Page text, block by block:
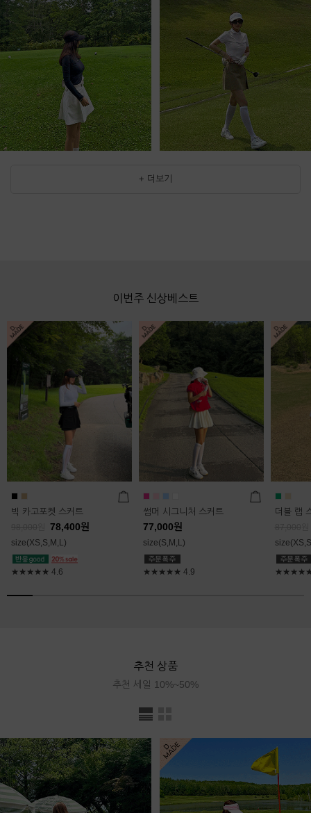
+ 더보기
이번주 신상베스트
빅 카고포켓 스커트
78,400원
size(XS,S,M,L)
★★★★★ 4.6
썸머 시그니처 스커트
77,000원
size(S,M,L)
★★★★★ 4.9
더블 랩
추천 상품
추천 세일 10%~50%